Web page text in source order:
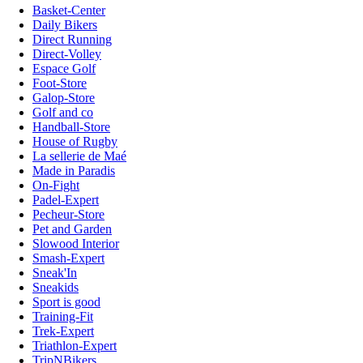
Basket-Center
Daily Bikers
Direct Running
Direct-Volley
Espace Golf
Foot-Store
Galop-Store
Golf and co
Handball-Store
House of Rugby
La sellerie de Maé
Made in Paradis
On-Fight
Padel-Expert
Pecheur-Store
Pet and Garden
Slowood Interior
Smash-Expert
Sneak'In
Sneakids
Sport is good
Training-Fit
Trek-Expert
Triathlon-Expert